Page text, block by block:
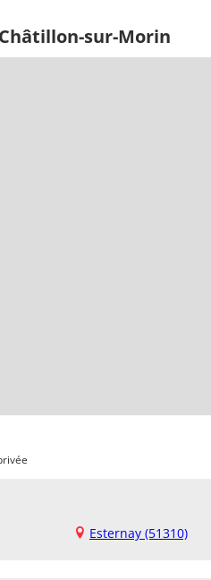
sur-Morin
Esternay (51310)